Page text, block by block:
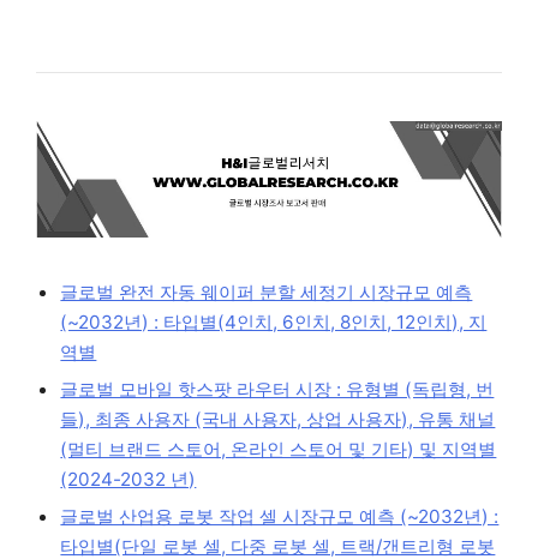
글로벌 완전 자동 웨이퍼 분할 세정기 시장규모 예측
(~2032년) : 타입별(4인치, 6인치, 8인치, 12인치), 지
역별
글로벌 모바일 핫스팟 라우터 시장 : 유형별 (독립형, 번
들), 최종 사용자 (국내 사용자, 상업 사용자), 유통 채널
(멀티 브랜드 스토어, 온라인 스토어 및 기타) 및 지역별
(2024-2032 년)
글로벌 산업용 로봇 작업 셀 시장규모 예측 (~2032년) :
타입별(단일 로봇 셀, 다중 로봇 셀, 트랙/갠트리형 로봇